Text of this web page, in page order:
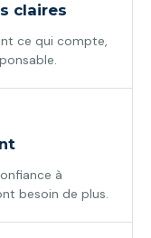
claires
ce qui compte,
à
besoin de plus.